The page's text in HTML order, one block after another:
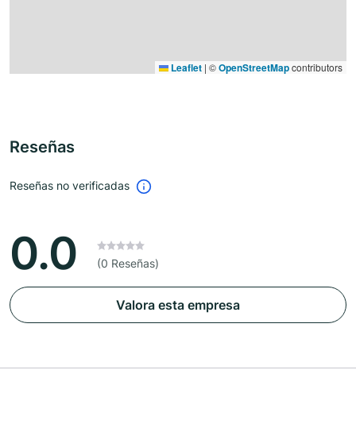
Leaflet | ©OpenStreetMapcontributors
Reseñas
Reseñas no verificadas
0.0 (0 Reseñas)
Valora esta empresa